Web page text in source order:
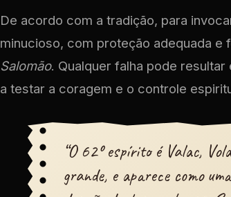
De acordo com a tradição, para
minucioso, com proteção adequada
Salomão. Qualquer falha pode
a testar a coragem e o controle
“O 62º espírito é Valac,
grande, e aparece como